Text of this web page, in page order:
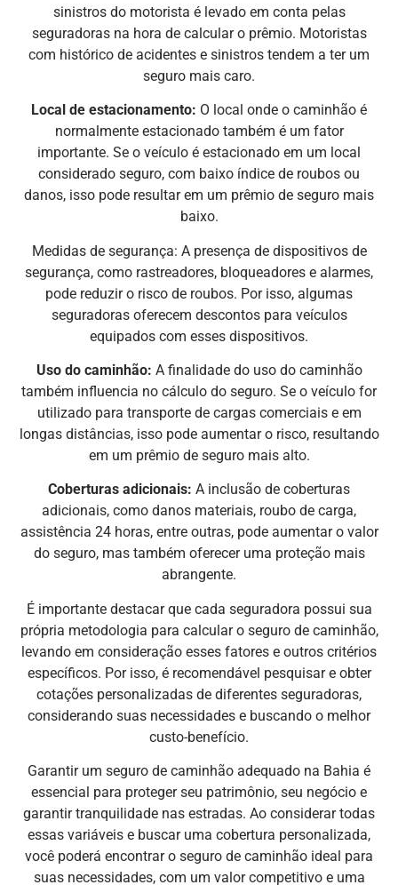
sinistros do motorista é levado em conta pelas
seguradoras na hora de calcular o prêmio. Motoristas
com histórico de acidentes e sinistros tendem a ter um
seguro mais caro.
Local de estacionamento: O local onde o caminhão é
normalmente estacionado também é um fator
importante. Se o veículo é estacionado em um local
considerado seguro, com baixo índice de roubos ou
danos, isso pode resultar em um prêmio de seguro mais
baixo.
Medidas de segurança: A presença de dispositivos de
segurança, como rastreadores, bloqueadores e alarmes,
pode reduzir o risco de roubos. Por isso, algumas
seguradoras oferecem descontos para veículos
equipados com esses dispositivos.
Uso do caminhão: A finalidade do uso do caminhão
também influencia no cálculo do seguro. Se o veículo for
utilizado para transporte de cargas comerciais e em
longas distâncias, isso pode aumentar o risco, resultando
em um prêmio de seguro mais alto.
Coberturas adicionais: A inclusão de coberturas
adicionais, como danos materiais, roubo de carga,
assistência 24 horas, entre outras, pode aumentar o valor
do seguro, mas também oferecer uma proteção mais
abrangente.
É importante destacar que cada seguradora possui sua
própria metodologia para calcular o seguro de caminhão,
levando em consideração esses fatores e outros critérios
específicos. Por isso, é recomendável pesquisar e obter
cotações personalizadas de diferentes seguradoras,
considerando suas necessidades e buscando o melhor
custo-benefício.
Garantir um seguro de caminhão adequado na Bahia é
essencial para proteger seu patrimônio, seu negócio e
garantir tranquilidade nas estradas. Ao considerar todas
essas variáveis ​​e buscar uma cobertura personalizada,
você poderá encontrar o seguro de caminhão ideal para
suas necessidades, com um valor competitivo e uma